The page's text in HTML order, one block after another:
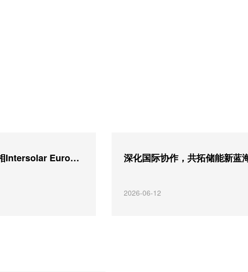
展会直击丨昆宇电源亮相Intersolar Europe 2026，全栈智慧储能解决方案赋能零碳未来
2026-06-12